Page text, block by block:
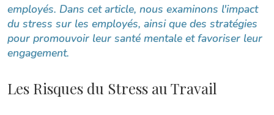
employés. Dans cet article, nous examinons l'impact
du stress sur les employés, ainsi que des stratégies
pour promouvoir leur santé mentale et favoriser leur
engagement.
Les Risques du Stress au Travail